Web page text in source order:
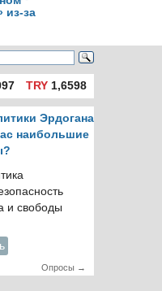
из-за
время
TRY1,6598
Эрдогана
наибольшие
и свободы
Опросы →